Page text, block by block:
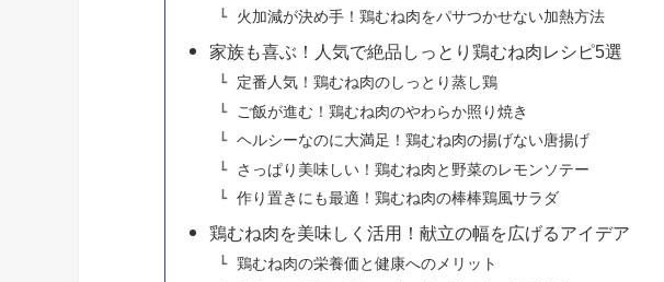
火加減が決め手！鶏むね肉をパサつかせない加熱方法
家族も喜ぶ！人気で絶品しっとり鶏むね肉レシピ5選
定番人気！鶏むね肉のしっとり蒸し鶏
ご飯が進む！鶏むね肉のやわらか照り焼き
ヘルシーなのに大満足！鶏むね肉の揚げない唐揚げ
さっぱり美味しい！鶏むね肉と野菜のレモンソテー
作り置きにも最適！鶏むね肉の棒棒鶏風サラダ
鶏むね肉を美味しく活用！献立の幅を広げるアイデア
鶏むね肉の栄養価と健康へのメリット